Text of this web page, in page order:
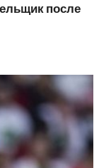
после